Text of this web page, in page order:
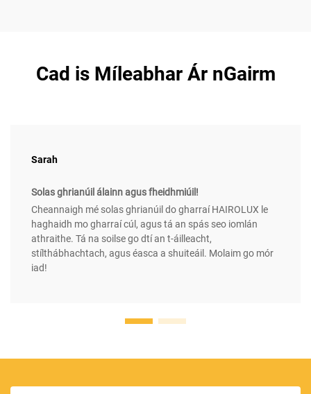
Cad is Míleabhar Ár nGairm
Sarah
Solas ghrianúil álainn agus fheidhmiúil!
Cheannaigh mé solas ghrianúil do gharraí HAIROLUX le
haghaidh mo gharraí cúl, agus tá an spás seo iomlán
athraithe. Tá na soilse go dtí an t-áilleacht,
stílthábhachtach, agus éasca a shuiteáil. Molaim go mór
iad!